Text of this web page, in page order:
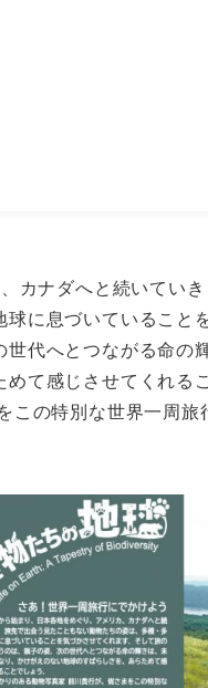
カナダへと続いてい
に息づいていること
代へとつながる命の
て感じさせてくれる
の特別な世界一周旅